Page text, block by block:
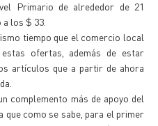
Primario de alrededor de 21
los $ 33.
tiempo que el comercio local
ofertas, además de estar
artículos que a partir de ahora
complemento más de apoyo del
que como se sabe, para el primer